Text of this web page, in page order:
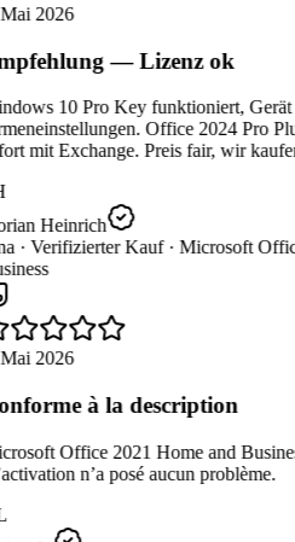
2026
— Lizenz ok
10 Pro Key funktioniert, Gerät
Office 2024 Pro
mit Exchange. Preis fair, wir
Heinrich
· Verifizierter Kauf · Microsoft
2026
à la description
Office 2021 Home and
n’a posé aucun problème.